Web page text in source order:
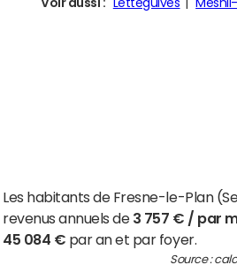
Voir aussi : Letteguives
Les habitants de Fresne-le-Plan
revenus annuels de 3 757 € / par
45 084 € par an et par foyer.
Source :